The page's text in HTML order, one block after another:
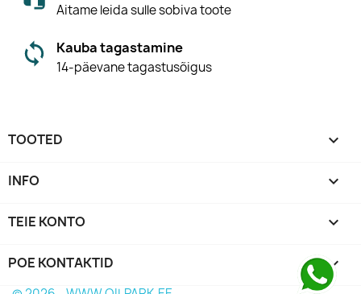
Aitame leida sulle sobiva toote
Kauba tagastamine
14-päevane tagastusõigus
TOOTED 
INFO 
TEIE KONTO 
POE KONTAKTID keyboard_arrow_down